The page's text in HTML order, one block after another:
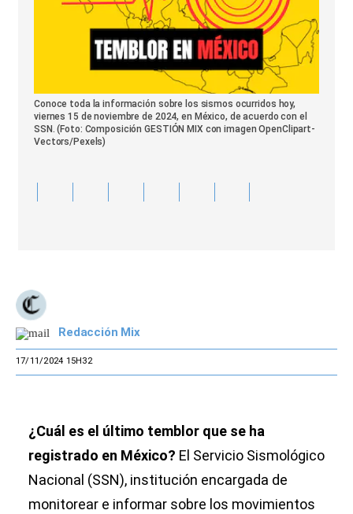
Conoce toda la información sobre los sismos ocurridos hoy,
viernes 15 de noviembre de 2024, en México, de acuerdo con el
SSN. (Foto: Composición GESTIÓN MIX con imagen OpenClipart-
Vectors/Pexels)
Redacción Mix
17/11/2024 15H32
¿Cuál es el último temblor que se ha
registrado en México? El Servicio Sismológico
Nacional (SSN), institución encargada de
monitorear e informar sobre los movimientos